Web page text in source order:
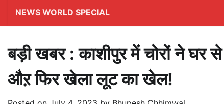
NEWS WORLD SPECIAL
बड़ी खबर : काशीपुर में चोरों ने घर
औऱ फिर खेला लूट का खेल!